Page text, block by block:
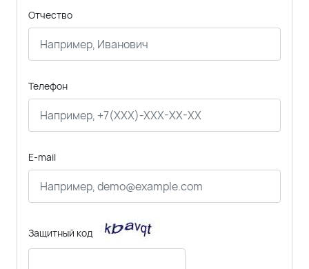
Отчество
Телефон
E-mail
Защитный код